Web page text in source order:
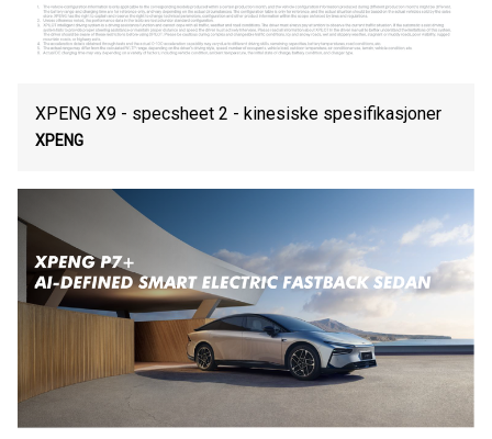
XPENG X9 - specsheet 2 - kinesiske spesifikasjoner
XPENG